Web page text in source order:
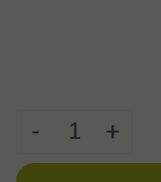
- +